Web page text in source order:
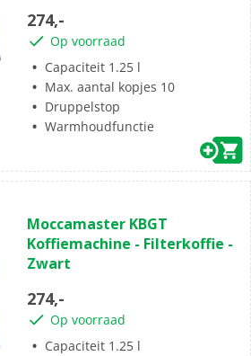
274,-
Op voorraad
Capaciteit 1.25 l
Max. aantal kopjes 10
Druppelstop
Warmhoudfunctie
van
de
5
Moccamaster KBGT
Koffiemachine - Filterkoffie -
Zwart
274,-
Op voorraad
Capaciteit 1.25 l